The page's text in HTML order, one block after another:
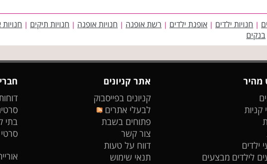
| חנויות ילדים | אופנת ילדים | רשת אופנה | חנויות אופנה | חנויות תיקים |
בנקים
מהיר
קניות
ילדים
לילדים מבצעים
אתר קניונים
קניונים בפייסבוק
לבעלי אתרים
פתוחים בשבת
צור קשר
דווח על טעות
תנאי שימוש
בתי